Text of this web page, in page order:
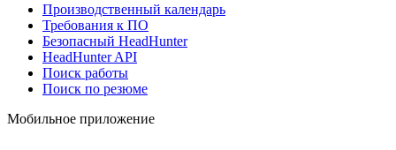
Производственный календарь
Требования к ПО
Безопасный HeadHunter
HeadHunter API
Поиск работы
Поиск по резюме
Мобильное приложение